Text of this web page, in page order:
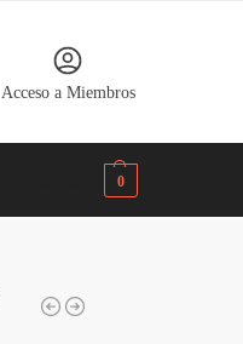
Acceso a Miembros
0